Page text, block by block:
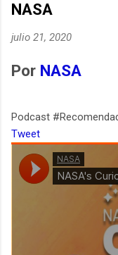
NASA
julio 21, 2020
Por NASA
Podcast
Tweet